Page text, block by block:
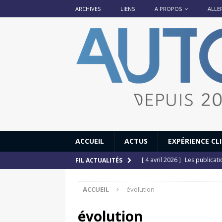
ARCHIVES LIENS A PROPOS
ACCUEIL ACTUS EXPÉRIENCE
FIL ACTUALITÉS [ 4 avril 2026 ] Les
[ 12 juillet 2025 ]
ACCUEIL évolution
évolution